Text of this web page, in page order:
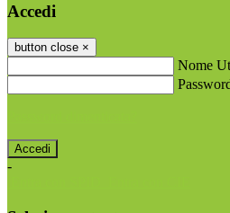
Accedi
button close ×
Nome
-